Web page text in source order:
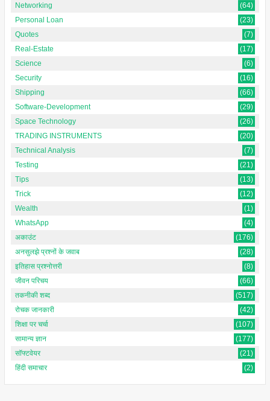
Networking
(64)
Personal Loan
(23)
Quotes
(7)
Real-Estate
(17)
Science
(6)
Security
(16)
Shipping
(66)
Software-Development
(29)
Space Technology
(26)
TRADING INSTRUMENTS
(20)
Technical Analysis
(7)
Testing
(21)
Tips
(13)
Trick
(12)
Wealth
(1)
WhatsApp
(4)
अकाउंट
(176)
अनसुलझे प्रश्नों के जवाब
(28)
इतिहास प्रश्नोत्तरी
(8)
जीवन परिचय
(66)
तकनीकी शब्द
(517)
रोचक जानकारी
(42)
शिक्षा पर चर्चा
(107)
सामान्य ज्ञान
(177)
सॉफ्टवेयर
(21)
हिंदी समाचार
(2)